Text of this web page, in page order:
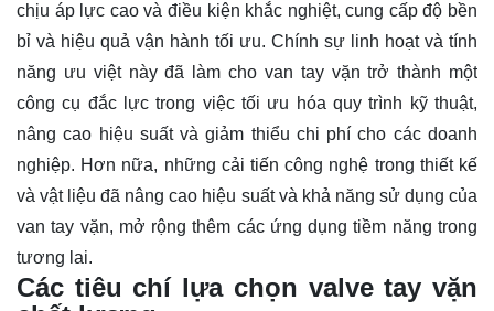
chịu áp lực cao và điều kiện khắc nghiệt, cung cấp độ bền
bỉ và hiệu quả vận hành tối ưu. Chính sự linh hoạt và tính
năng ưu việt này đã làm cho van tay vặn trở thành một
công cụ đắc lực trong việc tối ưu hóa quy trình kỹ thuật,
nâng cao hiệu suất và giảm thiểu chi phí cho các doanh
nghiệp. Hơn nữa, những cải tiến công nghệ trong thiết kế
và vật liệu đã nâng cao hiệu suất và khả năng sử dụng của
van tay vặn, mở rộng thêm các ứng dụng tiềm năng trong
tương lai.
Các tiêu chí lựa chọn valve tay vặn